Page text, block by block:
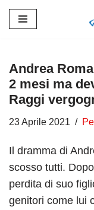
contenuto
Andrea
2 mesi ma
Raggi
23 Aprile 2021
Il dramma di
scosso tutti.
perdita di suo
genitori come lui